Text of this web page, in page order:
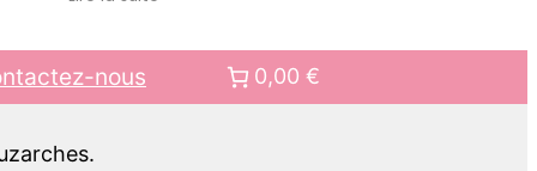
Au delà de jouets éducatifs ou autre objets
a des ateliers organisés régulièrement.
Bref bien + qu’une boutique, c’est aussi un
lieu de rencontre.. pour mes prochains
chez Mamounette !!
nous 0,00 €